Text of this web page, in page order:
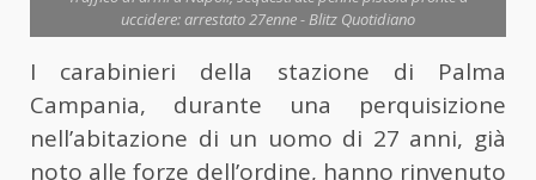
uccidere: arrestato 27enne - Blitz Quotidiano
I carabinieri della stazione di Palma
Campania, durante una perquisizione
nell’abitazione di un uomo di 27 anni, già
noto alle forze dell’ordine, hanno rinvenuto